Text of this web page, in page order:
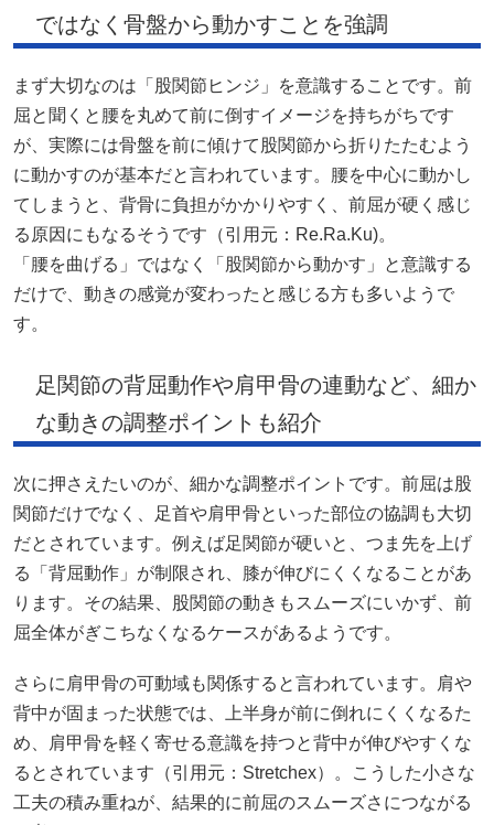
ではなく骨盤から動かすことを強調
まず大切なのは「股関節ヒンジ」を意識することです。前
屈と聞くと腰を丸めて前に倒すイメージを持ちがちです
が、実際には骨盤を前に傾けて股関節から折りたたむよう
に動かすのが基本だと言われています。腰を中心に動かし
てしまうと、背骨に負担がかかりやすく、前屈が硬く感じ
る原因にもなるそうです（引用元： Re.Ra.Ku)。
「腰を曲げる」ではなく「股関節から動かす」と意識する
だけで、動きの感覚が変わったと感じる方も多いようで
す。
足関節の背屈動作や肩甲骨の連動など、細か
な動きの調整ポイントも紹介
次に押さえたいのが、細かな調整ポイントです。前屈は股
関節だけでなく、足首や肩甲骨といった部位の協調も大切
だとされています。例えば足関節が硬いと、つま先を上げ
る「背屈動作」が制限され、膝が伸びにくくなることがあ
ります。その結果、股関節の動きもスムーズにいかず、前
屈全体がぎこちなくなるケースがあるようです。
さらに肩甲骨の可動域も関係すると言われています。肩や
背中が固まった状態では、上半身が前に倒れにくくなるた
め、肩甲骨を軽く寄せる意識を持つと背中が伸びやすくな
るとされています（引用元： Stretchex）。こうした小さな
工夫の積み重ねが、結果的に前屈のスムーズさにつながる